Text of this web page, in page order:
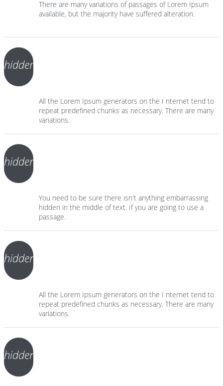
There are many variations of passages of Lorem Ipsum
available, but the majority have suffered alteration.
hidden
All the Lorem Ipsum generators on the I nternet tend to
repeat predefined chunks as necessary. There are many
variations.
hidden
You need to be sure there isn't anything embarrassing
hidden in the middle of text. If you are going to use a
passage.
hidden
All the Lorem Ipsum generators on the I nternet tend to
repeat predefined chunks as necessary. There are many
variations.
hidden